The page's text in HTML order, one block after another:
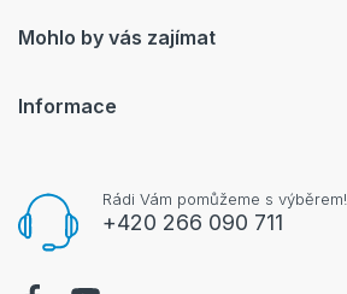
Rádi Vám pomůžeme s výběrem!
+420 266 090 711
Mohlo by vás zajímat
Informace